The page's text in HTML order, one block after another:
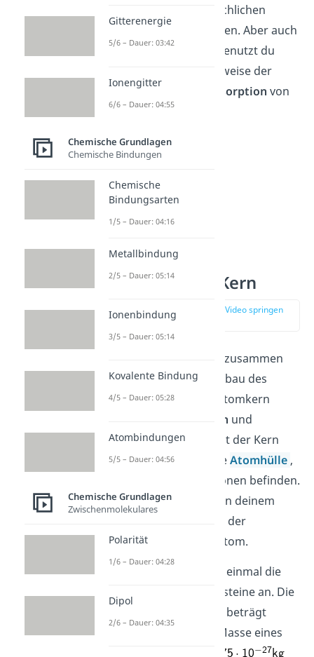
beschreibt den tatsächlichen
Atomaufbau am besten. Aber auch
dasSchalenmodell
benutzt du
vielfach für beispielsweise der
Erklärung für die
Absorption von
Licht.
Atomaufbau Kern
zur Stelle im Video springen
(00:46)
Aber gucken wir uns zusammen
erstmal den Atomaufbau des
Atomkerns
an. Der Atomkern
Protonen und
Neutronen. Zudem ist der Kern
wesentlich kleiner dieAtomhülle ,
in der sich die Elektronen befinden.
Jedoch befindet sich in deinem
Atomkern fast 99,9 % der
Gesamtmasse vom Atom.
Schauen wir uns erst einmal die
der Kernbausteine an. Die
beträgt
. Die Masse eines
Gitterenergie
5/6 – Dauer: 03:42
Ionengitter
6/6 – Dauer: 04:55
Chemische Grundlagen
Chemische Bindungen
Chemische
Bindungsarten
1/5 – Dauer: 04:16
Metallbindung
2/5 – Dauer: 05:14
Ionenbindung
3/5 – Dauer: 05:14
Kovalente Bindung
4/5 – Dauer: 05:28
Atombindungen
5/5 – Dauer: 04:56
Chemische Grundlagen
Zwischenmolekulares
Polarität
1/6 – Dauer: 04:28
Dipol
2/6 – Dauer: 04:35